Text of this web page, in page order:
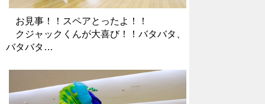
お見事！！スペアとったよ！！
クジャックくんが大喜び！！バタバタ、
バタバタ…